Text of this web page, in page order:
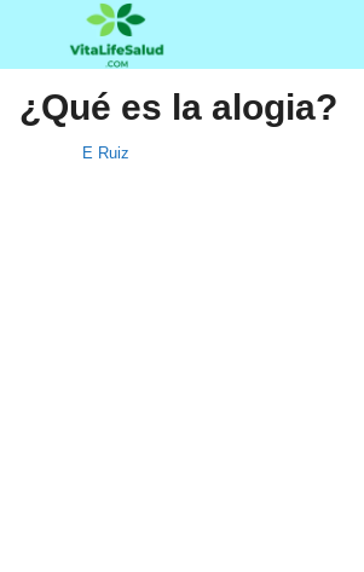
¿Qué es la alogia?
E Ruiz